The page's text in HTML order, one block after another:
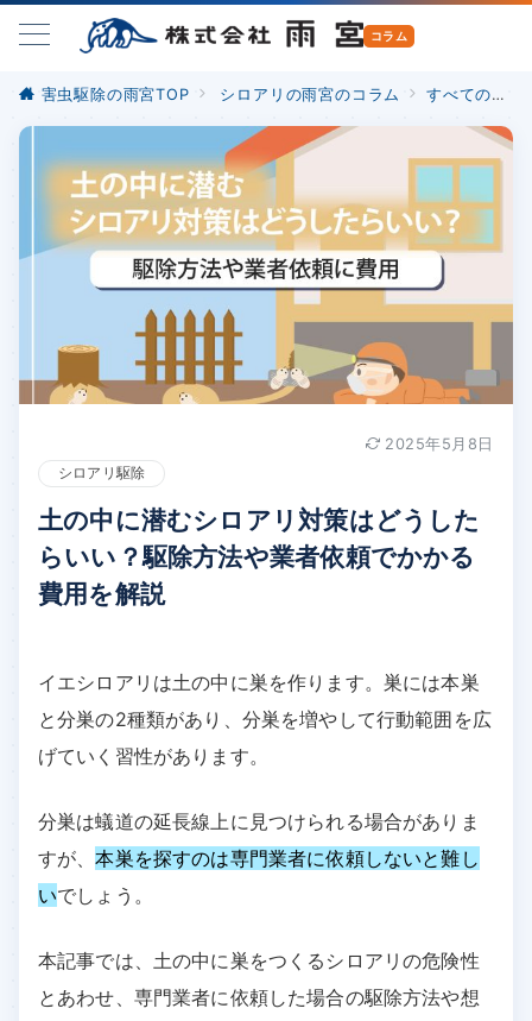
害虫駆除の雨宮TOP シロアリの雨宮のコラム すべての記事
2025年5月8日
シロアリ駆除
土の中に潜むシロアリ対策はどうした
らいい？駆除方法や業者依頼でかかる
費用を解説
イエシロアリは土の中に巣を作ります。巣には本巣
と分巣の2種類があり、分巣を増やして行動範囲を広
げていく習性があります。
分巣は蟻道の延長線上に見つけられる場合がありま
すが、本巣を探すのは専門業者に依頼しないと難し
いでしょう。
本記事では、土の中に巣をつくるシロアリの危険性
とあわせ、専門業者に依頼した場合の駆除方法や想